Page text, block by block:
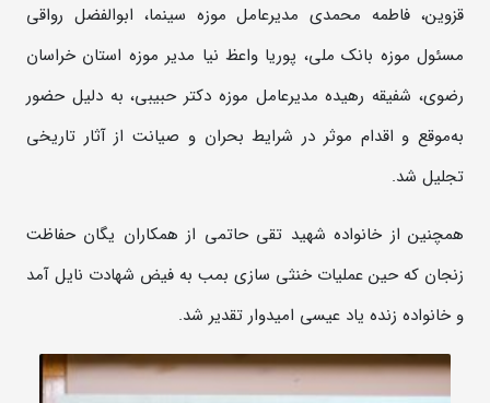
قزوین، فاطمه محمدی مدیرعامل موزه سینما، ابوالفضل رواقی
مسئول موزه بانک ملی، پوریا واعظ نیا مدیر موزه استان خراسان
رضوی، شفیقه رهیده مدیرعامل موزه دکتر حبیبی، به دلیل حضور
به‌موقع و اقدام موثر در شرایط بحران و صیانت از آثار تاریخی
تجلیل شد.
همچنین از خانواده شهید تقی حاتمی از همکاران یگان حفاظت
زنجان که حین عملیات خنثی سازی بمب‌ به فیض شهادت نایل آمد
و خانواده زنده یاد عیسی امیدوار تقدیر شد.